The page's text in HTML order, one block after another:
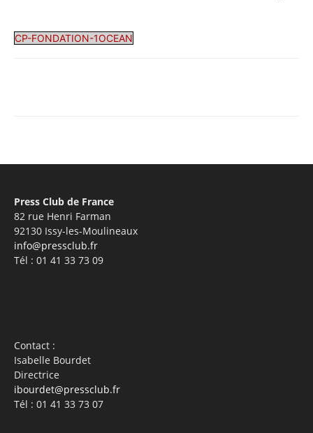
CP-FONDATION-1OCEAN
Press Club de France
82 rue Henri Farman
92130 Issy-les-Moulineaux
info@pressclub.fr
Tél : 01 41 33 73 09
Contact :
Isabelle Bourdet
Directrice
ibourdet@pressclub.fr
Tél : 01 41 33 73 07